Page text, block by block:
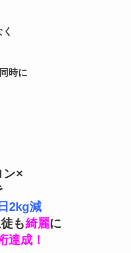
時に
ン×
2kg減
も綺麗に
達成！